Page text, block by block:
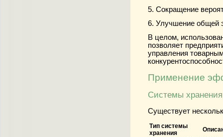
5. Сокращение
6. Улучшение общей
В целом,
позволяет
управления
Применение
Системы
Существует
Тип системы
хранения